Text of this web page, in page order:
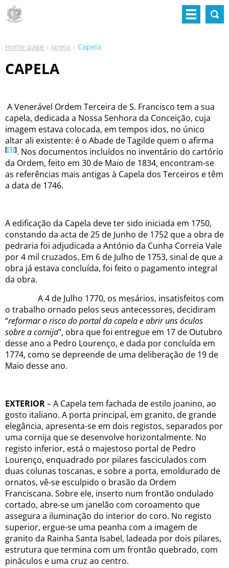
Home page Igreja Capela
CAPELA
A Venerável Ordem Terceira de S. Francisco tem a sua
capela, dedicada a Nossa Senhora da Conceição, cuja
imagem estava colocada, em tempos idos, no único
altar ali existente: é o Abade de Tagilde quem o afirma
[[1]]. Nos documentos incluídos no inventário do cartório
da Ordem, feito em 30 de Maio de 1834, encontram-se
as referências mais antigas à Capela dos Terceiros e têm
a data de 1746.
A edificação da Capela deve ter sido iniciada em 1750,
constando da acta de 25 de Junho de 1752 que a obra de
pedraria foi adjudicada a António da Cunha Correia Vale
por 4 mil cruzados. Em 6 de Julho de 1753, sinal de que a
obra já estava concluída, foi feito o pagamento integral
da obra.
A 4 de Julho 1770, os mesários, insatisfeitos com
o trabalho ornado pelos seus antecessores, decidiram
“reformar o risco do portal da capela e abrir uns óculos
sobre a cornija”, obra que foi entregue em 17 de Outubro
desse ano a Pedro Lourenço, e dada por concluída em
1774, como se depreende de uma deliberação de 19 de
Maio desse ano.
EXTERIOR– A Capela tem fachada de estilo joanino, ao
gosto italiano. A porta principal, em granito, de grande
elegância, apresenta-se em dois registos, separados por
uma cornija que se desenvolve horizontalmente. No
registo inferior, está o majestoso portal de Pedro
Lourenço, enquadrado por pilares fasciculados com
duas colunas toscanas, e sobre a porta, emoldurado de
ornatos, vê-se esculpido o brasão da Ordem
Franciscana. Sobre ele, inserto num frontão ondulado
cortado, abre-se um janelão com coroamento que
assegura a iluminação do interior do coro. No registo
superior, ergue-se uma peanha com a imagem de
granito da Rainha Santa Isabel, ladeada por dois pilares,
estrutura que termina com um frontão quebrado, com
pináculos e uma cruz ao centro.